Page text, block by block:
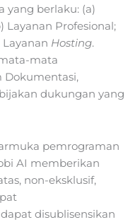
yang berlaku: (a)
Layanan Profesional;
Hosting.
mata
Dokumentasi,
dukungan yang
pemrograman
AI memberikan
non-eksklusif,
disublisensikan